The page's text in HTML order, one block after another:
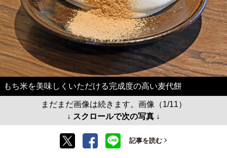
もち米を美味しくいただける完成度の高い麦代餅
まだまだ画像は続きます。画像（1/11）
↓ スクロールで次の写真 ↓
記事を読む